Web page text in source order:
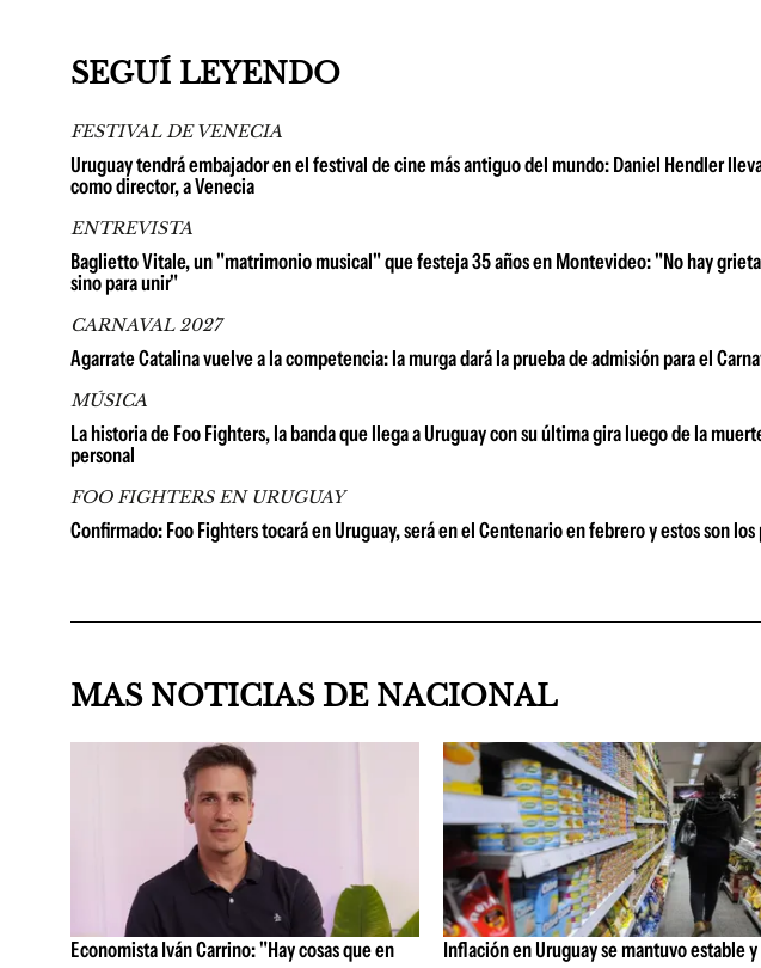
SEGUÍ LEYENDO
FESTIVAL DE VENECIA
Uruguay tendrá embajador en el festival de cine más antiguo del mundo: Daniel Hendler
como director, a Venecia
ENTREVISTA
Baglietto Vitale, un "matrimonio musical" que festeja 35 años en Montevideo: "No hay
sino para unir"
CARNAVAL 2027
Agarrate Catalina vuelve a la competencia: la murga dará la prueba de admisión para el
MÚSICA
La historia de Foo Fighters, la banda que llega a Uruguay con su última gira luego de la
personal
FOO FIGHTERS EN URUGUAY
Confirmado: Foo Fighters tocará en Uruguay, será en el Centenario en febrero y estos son
MAS NOTICIAS DE NACIONAL
Economista Iván Carrino: "Hay cosas que en
Inflación en Uruguay se mantuvo estable y